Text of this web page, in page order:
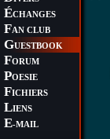
ÉCHANGES
FAN CLUB
GUESTBOOK
FORUM
POESIE
FICHIERS
LIENS
E-MAIL